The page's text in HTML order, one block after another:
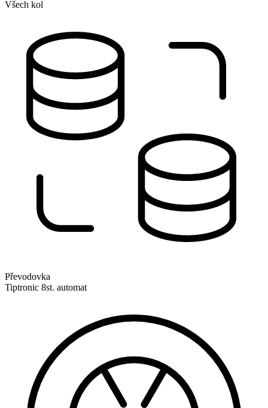
Všech kol
Převodovka
Tiptronic 8st. automat